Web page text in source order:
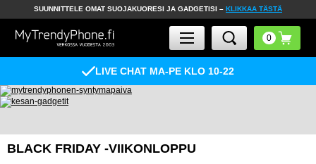
SUUNNITTELE OMAT SUOJAKUORESI JA GADGETISI – KLIKKAA TÄSTÄ
LIVE CHAT MA-PE KLO 10-22
BLACK FRIDAY -VIIKONLOPPU